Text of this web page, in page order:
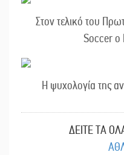
Στον τελικό του
Soccer
Η ψυχολογία της
ΔΕΙΤΕ ΤΑ